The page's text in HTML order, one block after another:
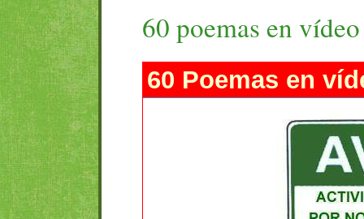
60 poemas en vídeo
60 Poemas en